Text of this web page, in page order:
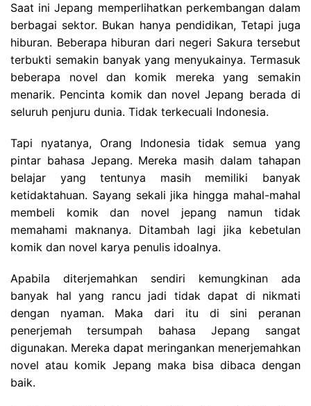
Saat ini Jepang memperlihatkan perkembangan dalam
berbagai sektor. Bukan hanya pendidikan, Tetapi juga
hiburan. Beberapa hiburan dari negeri Sakura tersebut
terbukti semakin banyak yang menyukainya. Termasuk
beberapa novel dan komik mereka yang semakin
menarik. Pencinta komik dan novel Jepang berada di
seluruh penjuru dunia. Tidak terkecuali Indonesia.
Tapi nyatanya, Orang Indonesia tidak semua yang
pintar bahasa Jepang. Mereka masih dalam tahapan
belajar yang tentunya masih memiliki banyak
ketidaktahuan. Sayang sekali jika hingga mahal-mahal
membeli komik dan novel jepang namun tidak
memahami maknanya. Ditambah lagi jika kebetulan
komik dan novel karya penulis idoalnya.
Apabila diterjemahkan sendiri kemungkinan ada
banyak hal yang rancu jadi tidak dapat di nikmati
dengan nyaman. Maka dari itu di sini peranan
penerjemah tersumpah bahasa Jepang sangat
digunakan. Mereka dapat meringankan menerjemahkan
novel atau komik Jepang maka bisa dibaca dengan
baik.